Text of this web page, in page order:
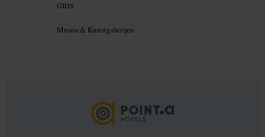
GIDS
Musea & Kunstgalerijen